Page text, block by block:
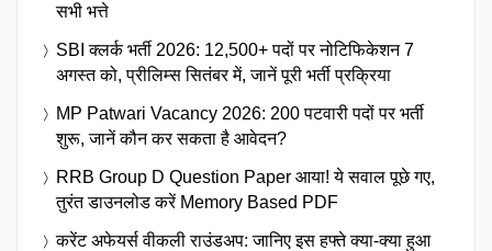
सभी भत्ते
SBI क्लर्क भर्ती 2026: 12,500+ पदों पर नोटिफिकेशन 7
अगस्त को, प्रीलिम्स सितंबर में, जानें पूरी भर्ती प्रक्रिया
MP Patwari Vacancy 2026: 200 पटवारी पदों पर भर्ती
शुरू, जानें कौन कर सकता है आवेदन?
RRB Group D Question Paper आया! ये सवाल पूछे गए,
तुरंत डाउनलोड करें Memory Based PDF
करेंट अफेयर्स वीकली राउंडअप: जानिए इस हफ्ते क्या-क्या हुआ